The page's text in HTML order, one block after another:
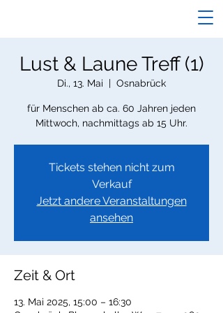
Lust & Laune Treff (1)
Di., 13. Mai
  |
Osnabrück
für Menschen ab ca. 60 Jahren jeden
Mittwoch, nachmittags ab 15 Uhr.
Tickets stehen nicht zum
Verkauf
Jetzt andere Veranstaltungen
ansehen
Zeit & Ort
13. Mai 2025, 15:00 – 16:30